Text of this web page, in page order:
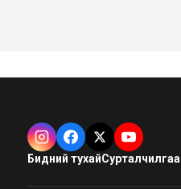
Бидний тухайСурталчилгаа